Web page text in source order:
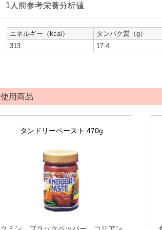
1人前参考栄養分析値
エネルギー（kcal） タンパク質（g）
313
17.4
使用商品
タンドリーペースト 470g